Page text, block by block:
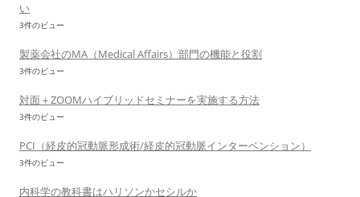
い
3件のビュー
製薬会社のMA（Medical Affairs）部門の機能と役割
3件のビュー
対面＋ZOOMハイブリッドセミナーを実施する方法
3件のビュー
PCI（経皮的冠動脈形成術/経皮的冠動脈インターベンション）
3件のビュー
内科学の教科書はハリソンかセシルか